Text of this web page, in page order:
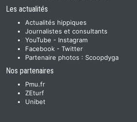
Les actualités
Actualités hippiques
Journalistes et consultants
YouTube - Instagram
Facebook - Twitter
Partenaire photos : Scoopdyga
Nos partenaires
Pmu.fr
ZEturf
Unibet